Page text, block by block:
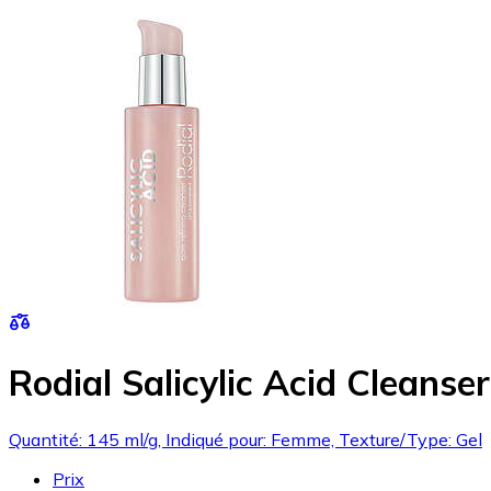
Rodial Salicylic Acid
Quantité: 145 ml/g, Indiqué pour: Femme, Texture/Type: Gel
Prix